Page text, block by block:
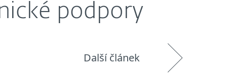
podpory
Další článek